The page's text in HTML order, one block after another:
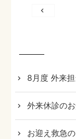
ビ
ー
シ
ョ
ン
8月度 外来
外来休診の
お迎え救急